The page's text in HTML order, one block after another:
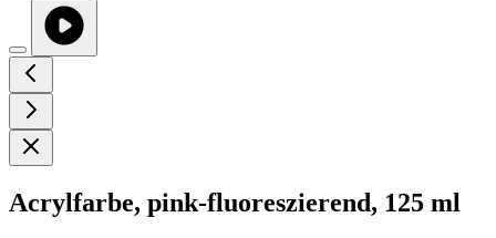
Acrylfarbe, pink-fluoreszierend, 125 ml